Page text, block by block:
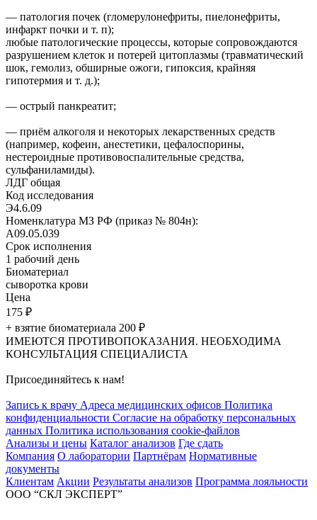
— патология почек (гломерулонефриты, пиелонефриты,
инфаркт почки и т. п);
любые патологические процессы, которые сопровождаются
разрушением клеток и потерей цитоплазмы (травматический
шок, гемолиз, обширные ожоги, гипоксия, крайняя
гипотермия и т. д.);
— острый панкреатит;
— приём алкоголя и некоторых лекарственных средств
(например, кофеин, анестетики, цефалоспорины,
нестероидные противовоспалительные средства,
сульфаниламиды).
ЛДГ общая
Код исследования
Э4.6.09
Номенклатура МЗ РФ (приказ № 804н):
A09.05.039
Срок исполнения
1 рабочий день
Биоматериал
сыворотка крови
Цена
175 ₽
+ взятие биоматериала 200 ₽
ИМЕЮТСЯ ПРОТИВОПОКАЗАНИЯ. НЕОБХОДИМА
КОНСУЛЬТАЦИЯ СПЕЦИАЛИСТА
Присоединяйтесь к нам!
Запись к врачу Адреса медицинских офисов Политика
конфиденциальности Согласие на обработку персональных
данных Политика использования cookie-файлов
Анализы и цены Каталог анализов Где сдать
Компания О лаборатории Партнёрам Нормативные
документы
Клиентам Акции Результаты анализов Программа лояльности
ООО “СКЛ ЭКСПЕРТ”